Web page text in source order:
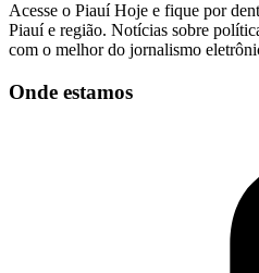
Acesse o Piauí Hoje e fique por
Piauí e região. Notícias sobre
com o melhor do jornalismo
Onde estamos